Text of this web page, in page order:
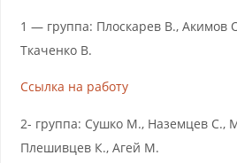
1 — группа: Плоскарев В., Акимов
Ткаченко В.
Ссылка на работу
2- группа: Сушко М., Наземцев С.,
Плешивцев К., Агей М.